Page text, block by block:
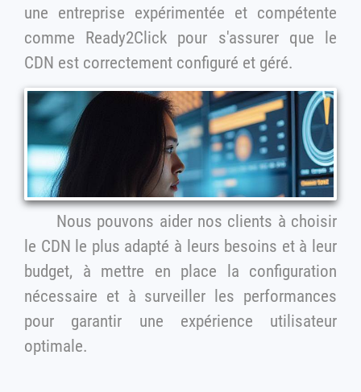
une entreprise expérimentée et compétente
comme Ready2Click pour s'assurer que le
CDN est correctement configuré et géré.
Nous pouvons aider nos clients à choisir
le CDN le plus adapté à leurs besoins et à leur
budget, à mettre en place la configuration
nécessaire et à surveiller les performances
pour garantir une expérience utilisateur
optimale.